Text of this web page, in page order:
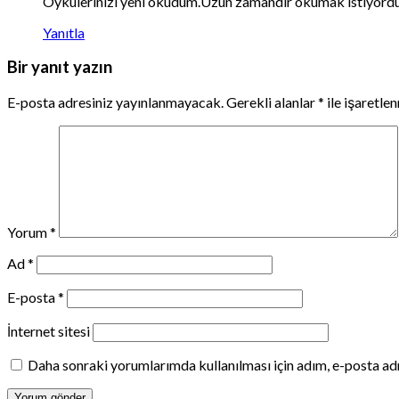
Yanıtla
Bir yanıt yazın
E-posta adresiniz yayınlanmayacak.Gerekli alanlar* ile
Yorum*
Ad*
E-posta*
İnternet sitesi
Daha sonraki yorumlarımda kullanılması için adım, e-posta